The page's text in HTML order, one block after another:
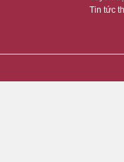
Tin tức